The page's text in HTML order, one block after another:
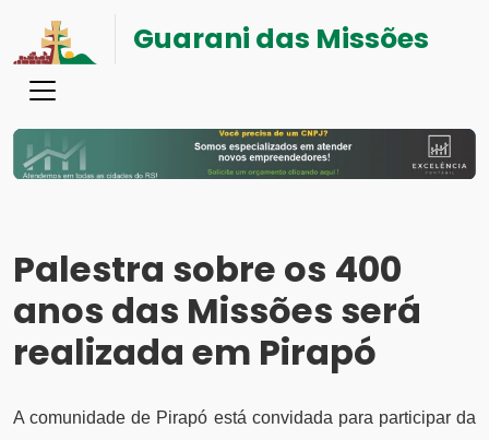
Guarani das Missões
Palestra sobre os 400
anos das Missões será
realizada em Pirapó
A comunidade de Pirapó está convidada para participar da